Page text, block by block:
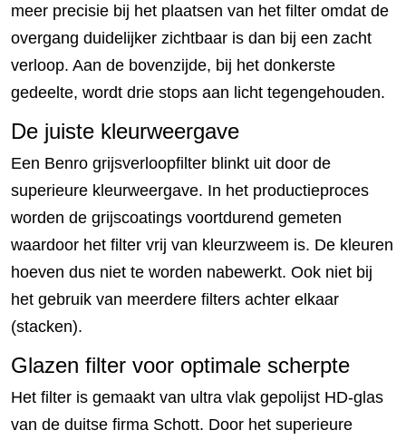
meer precisie bij het plaatsen van het filter omdat de
overgang duidelijker zichtbaar is dan bij een zacht
verloop. Aan de bovenzijde, bij het donkerste
gedeelte, wordt drie stops aan licht tegengehouden.
De juiste kleurweergave
Een Benro grijsverloopfilter blinkt uit door de
superieure kleurweergave. In het productieproces
worden de grijscoatings voortdurend gemeten
waardoor het filter vrij van kleurzweem is. De kleuren
hoeven dus niet te worden nabewerkt. Ook niet bij
het gebruik van meerdere filters achter elkaar
(stacken).
Glazen filter voor optimale scherpte
Het filter is gemaakt van ultra vlak gepolijst HD-glas
van de duitse firma Schott. Door het superieure